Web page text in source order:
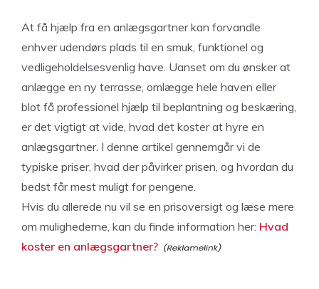
At få hjælp fra en anlægsgartner kan forvandle
enhver udendørs plads til en smuk, funktionel og
vedligeholdelsesvenlig have. Uanset om du ønsker at
anlægge en ny terrasse, omlægge hele haven eller
blot få professionel hjælp til beplantning og beskæring,
er det vigtigt at vide, hvad det koster at hyre en
anlægsgartner. I denne artikel gennemgår vi de
typiske priser, hvad der påvirker prisen, og hvordan du
bedst får mest muligt for pengene.
Hvis du allerede nu vil se en prisoversigt og læse mere
om mulighederne, kan du finde information her: Hvad
koster en anlægsgartner?